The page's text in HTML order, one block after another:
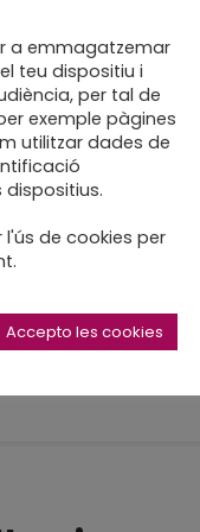
a emmagatzemar
teu dispositiu i
per tal de
exemple pàgines
utilitzar dades de
de cookies per
Accepto les cookies